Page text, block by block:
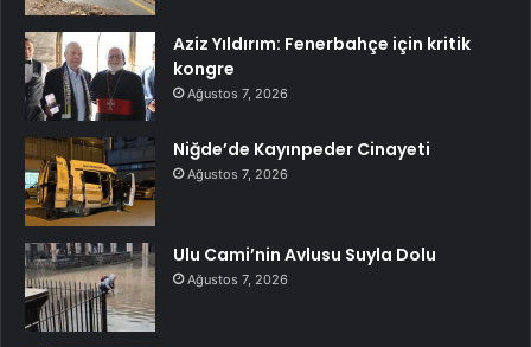
Aziz Yıldırım: Fenerbahçe için kritik
kongre
Ağustos 7, 2026
Niğde’de Kayınpeder Cinayeti
Ağustos 7, 2026
Ulu Cami’nin Avlusu Suyla Dolu
Ağustos 7, 2026